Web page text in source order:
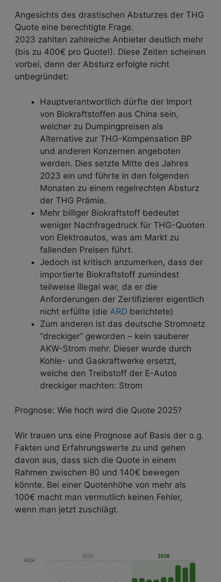
Angesichts des drastischen Absturzes der THG
Quote eine berechtigte Frage.
2023 zahlten zahlreiche Anbieter deutlich mehr
(bis zu 400€ pro Quote!). Diese Zeiten scheinen
vorbei, denn der Absturz erfolgte nicht
unbegründet:
Hauptverantwortlich dürfte der Import
von Biokraftstoffen aus China sein,
welcher zu Dumpingpreisen als
Alternative zur THG-Kompensation BP
und anderen Konzernen angeboten
werden. Dies setzte Mitte des Jahres
2023 ein und führte in den folgenden
Monaten zu einem regelrechten Absturz
der THG Prämie.
Mehr billiger Biokraftstoff bedeutet
weniger Nachfragedruck für THG-Quoten
von Elektroautos, was am Markt zu
fallenden Preisen führt.
Jedoch ist kritisch anzumerken, dass der
importierte Biokraftstoff zumindest
teilweise illegal war, da er die
Anforderungen der Zertifizierer eigentlich
nicht erfüllte (die ARD berichtete)
Zum anderen ist das deutsche Stromnetz
“dreckiger” geworden – kein sauberer
AKW-Strom mehr. Dieser wurde durch
Kohle- und Gaskraftwerke ersetzt,
welche den Treibstoff der E-Autos
dreckiger machten: Strom
Prognose: Wie hoch wird die Quote 2025?
Wir trauen uns eine Prognose auf Basis der o.g.
Fakten und Erfahrungswerte zu und gehen
davon aus, dass sich die Quote in einem
Rahmen zwischen 80 und 140€ bewegen
könnte. Bei einer Quotenhöhe von mehr als
100€ macht man vermutlich keinen Fehler,
wenn man jetzt zuschlägt.